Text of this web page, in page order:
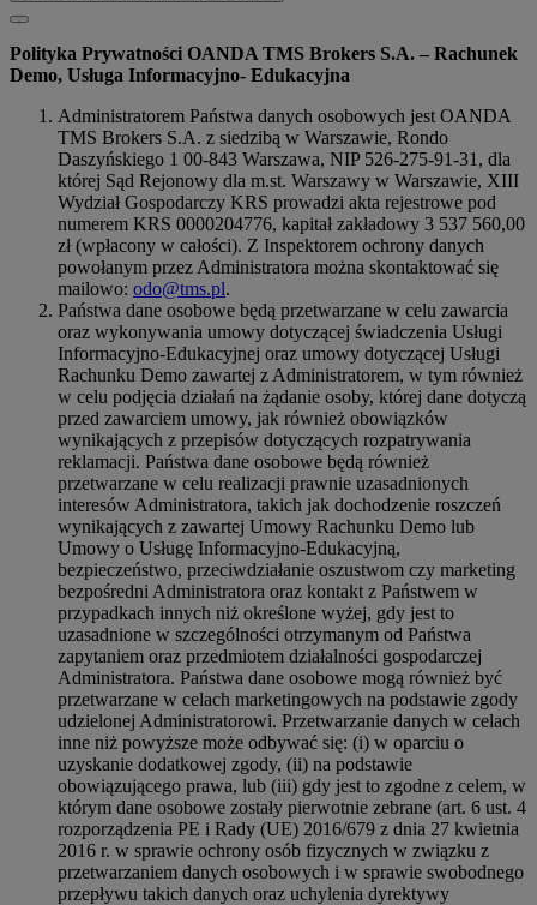
Polityka Prywatności OANDA TMS Brokers S.A. – Rachunek
Demo, Usługa Informacyjno- Edukacyjna
Administratorem Państwa danych osobowych jest OANDA
TMS Brokers S.A. z siedzibą w Warszawie, Rondo
Daszyńskiego 1 00-843 Warszawa, NIP 526-275-91-31, dla
której Sąd Rejonowy dla m.st. Warszawy w Warszawie, XIII
Wydział Gospodarczy KRS prowadzi akta rejestrowe pod
numerem KRS 0000204776, kapitał zakładowy 3 537 560,00
zł (wpłacony w całości). Z Inspektorem ochrony danych
powołanym przez Administratora można skontaktować się
mailowo: odo@tms.pl.
Państwa dane osobowe będą przetwarzane w celu zawarcia
oraz wykonywania umowy dotyczącej świadczenia Usługi
Informacyjno-Edukacyjnej oraz umowy dotyczącej Usługi
Rachunku Demo zawartej z Administratorem, w tym również
w celu podjęcia działań na żądanie osoby, której dane dotyczą
przed zawarciem umowy, jak również obowiązków
wynikających z przepisów dotyczących rozpatrywania
reklamacji. Państwa dane osobowe będą również
przetwarzane w celu realizacji prawnie uzasadnionych
interesów Administratora, takich jak dochodzenie roszczeń
wynikających z zawartej Umowy Rachunku Demo lub
Umowy o Usługę Informacyjno-Edukacyjną,
bezpieczeństwo, przeciwdziałanie oszustwom czy marketing
bezpośredni Administratora oraz kontakt z Państwem w
przypadkach innych niż określone wyżej, gdy jest to
uzasadnione w szczególności otrzymanym od Państwa
zapytaniem oraz przedmiotem działalności gospodarczej
Administratora. Państwa dane osobowe mogą również być
przetwarzane w celach marketingowych na podstawie zgody
udzielonej Administratorowi. Przetwarzanie danych w celach
inne niż powyższe może odbywać się: (i) w oparciu o
uzyskanie dodatkowej zgody, (ii) na podstawie
obowiązującego prawa, lub (iii) gdy jest to zgodne z celem, w
którym dane osobowe zostały pierwotnie zebrane (art. 6 ust. 4
rozporządzenia PE i Rady (UE) 2016/679 z dnia 27 kwietnia
2016 r. w sprawie ochrony osób fizycznych w związku z
przetwarzaniem danych osobowych i w sprawie swobodnego
przepływu takich danych oraz uchylenia dyrektywy